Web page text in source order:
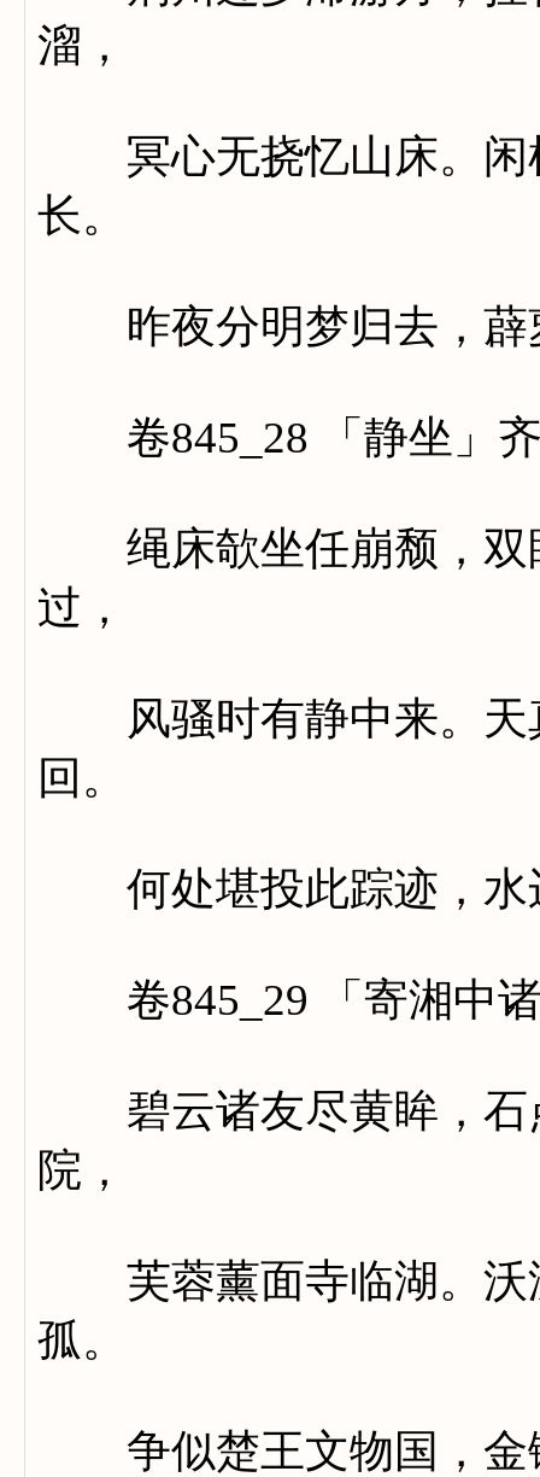
溜，
冥心无挠忆山床。闲
长。
昨夜分明梦归去，薜
卷845_28 「静坐」
绳床欹坐任崩颓，双
过，
风骚时有静中来。天
回。
何处堪投此踪迹，水
卷845_29 「寄湘中
碧云诸友尽黄眸，石
院，
芙蓉薰面寺临湖。沃
孤。
争似楚王文物国，金